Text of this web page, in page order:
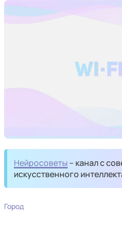
Нейросоветы – канал с
искусственного
Город